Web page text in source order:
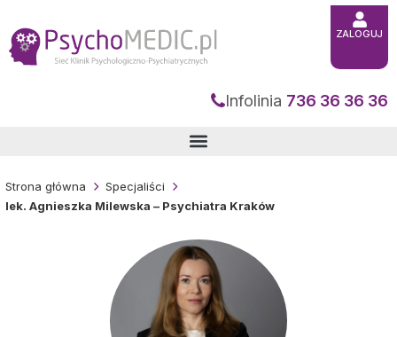
treści
Infolinia 736 36 36 36
ZALOGUJ
Strona główna
Specjaliści
lek. Agnieszka Milewska – Psychiatra Kraków